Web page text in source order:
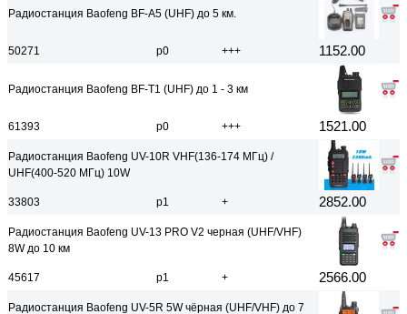
Радиостанция Baofeng BF-A5 (UHF) до 5 км.
50271 р0 +++ 1152.00
Радиостанция Baofeng BF-T1 (UHF) до 1 - 3 км
61393 р0 +++ 1521.00
Радиостанция Baofeng UV-10R VHF(136-174 МГц) /
UHF(400-520 МГц) 10W
33803 р1 + 2852.00
Радиостанция Baofeng UV-13 PRO V2 черная (UHF/VHF)
8W до 10 км
45617 р1 + 2566.00
Радиостанция Baofeng UV-5R 5W чёрная (UHF/VHF) до 7